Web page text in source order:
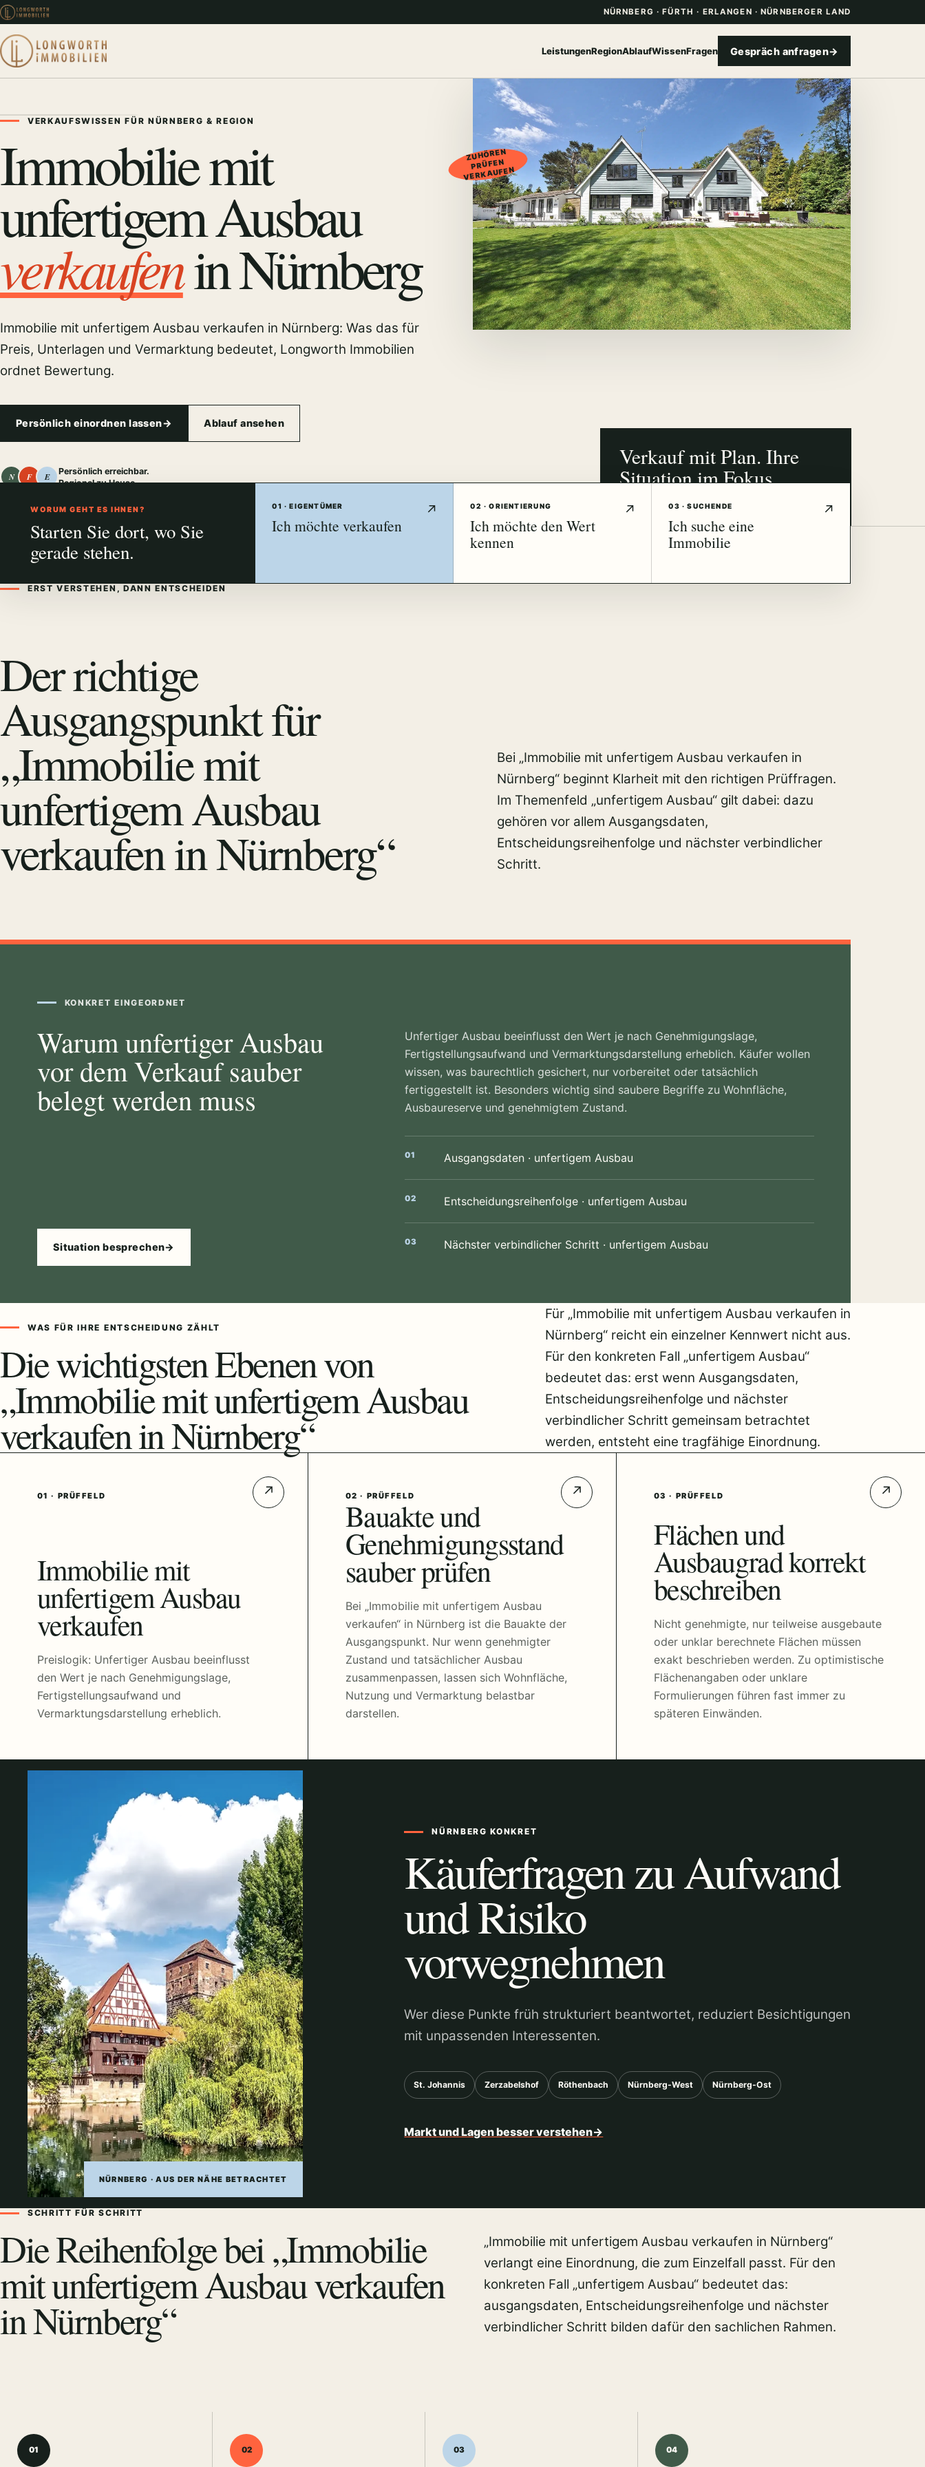
NÜRNBERG · FÜRTH · ERLANGEN · NÜRNBERGER LAND
LeistungenRegionAblaufWissenFragen Gespräch anfragen→
VERKAUFSWISSEN FÜR NÜRNBERG & REGION
Immobilie mit
unfertigem Ausbau
verkaufenin Nürnberg
Immobilie mit unfertigem Ausbau verkaufen in Nürnberg: Was das für
Preis, Unterlagen und Vermarktung bedeutet, Longworth Immobilien
ordnet Bewertung.
Persönlich einordnen lassen→ Ablauf ansehen
N F E
Persönlich erreichbar.
Regional zu Hause.
01
ZUHÖREN
PRÜFEN
VERKAUFEN
Verkauf mit Plan. Ihre
Situation im Fokus.
NÜRNBERG · FÜRTH · ERLANGEN
WORUM GEHT ES IHNEN?
Starten Sie dort, wo Sie
gerade stehen.
01 · EIGENTÜMER
Ich möchte verkaufen
02 · ORIENTIERUNG
Ich möchte den Wert
kennen
03 · SUCHENDE
Ich suche eine
Immobilie
ERST VERSTEHEN, DANN ENTSCHEIDEN
Der richtige
Ausgangspunkt für
„Immobilie mit
unfertigem Ausbau
verkaufen in Nürnberg“
Bei „Immobilie mit unfertigem Ausbau verkaufen in
Nürnberg“ beginnt Klarheit mit den richtigen Prüffragen.
Im Themenfeld „unfertigem Ausbau“ gilt dabei: dazu
gehören vor allem Ausgangsdaten,
Entscheidungsreihenfolge und nächster verbindlicher
Schritt.
KONKRET EINGEORDNET
Warum unfertiger Ausbau
vor dem Verkauf sauber
belegt werden muss
Unfertiger Ausbau beeinflusst den Wert je nach Genehmigungslage,
Fertigstellungsaufwand und Vermarktungsdarstellung erheblich. Käufer wollen
wissen, was baurechtlich gesichert, nur vorbereitet oder tatsächlich
fertiggestellt ist. Besonders wichtig sind saubere Begriffe zu Wohnfläche,
Ausbaureserve und genehmigtem Zustand.
Ausgangsdaten · unfertigem Ausbau
Entscheidungsreihenfolge · unfertigem Ausbau
Nächster verbindlicher Schritt · unfertigem Ausbau
Situation besprechen→
WAS FÜR IHRE ENTSCHEIDUNG ZÄHLT
Die wichtigsten Ebenen von
„Immobilie mit unfertigem Ausbau
verkaufen in Nürnberg“
Für „Immobilie mit unfertigem Ausbau verkaufen in
Nürnberg“ reicht ein einzelner Kennwert nicht aus.
Für den konkreten Fall „unfertigem Ausbau“
bedeutet das: erst wenn Ausgangsdaten,
Entscheidungsreihenfolge und nächster
verbindlicher Schritt gemeinsam betrachtet
werden, entsteht eine tragfähige Einordnung.
01 · PRÜFFELD ↗
Immobilie mit
unfertigem Ausbau
verkaufen
Preislogik: Unfertiger Ausbau beeinflusst
den Wert je nach Genehmigungslage,
Fertigstellungsaufwand und
Vermarktungsdarstellung erheblich.
02 · PRÜFFELD ↗
Bauakte und
Genehmigungsstand
sauber prüfen
Bei „Immobilie mit unfertigem Ausbau
verkaufen“ in Nürnberg ist die Bauakte der
Ausgangspunkt. Nur wenn genehmigter
Zustand und tatsächlicher Ausbau
zusammenpassen, lassen sich Wohnfläche,
Nutzung und Vermarktung belastbar
darstellen.
03 · PRÜFFELD ↗
Flächen und
Ausbaugrad korrekt
beschreiben
Nicht genehmigte, nur teilweise ausgebaute
oder unklar berechnete Flächen müssen
exakt beschrieben werden. Zu optimistische
Flächenangaben oder unklare
Formulierungen führen fast immer zu
späteren Einwänden.
NÜRNBERG · AUS DER NÄHE BETRACHTET
NÜRNBERG KONKRET
Käuferfragen zu Aufwand
und Risiko
vorwegnehmen
Wer diese Punkte früh strukturiert beantwortet, reduziert Besichtigungen
mit unpassenden Interessenten.
St. Johannis Zerzabelshof Röthenbach Nürnberg-West Nürnberg-Ost
Markt und Lagen besser verstehen→
SCHRITT FÜR SCHRITT
Die Reihenfolge bei „Immobilie
mit unfertigem Ausbau verkaufen
in Nürnberg“
„Immobilie mit unfertigem Ausbau verkaufen in Nürnberg“
verlangt eine Einordnung, die zum Einzelfall passt. Für den
konkreten Fall „unfertigem Ausbau“ bedeutet das:
ausgangsdaten, Entscheidungsreihenfolge und nächster
verbindlicher Schritt bilden dafür den sachlichen Rahmen.
01 02 03 04